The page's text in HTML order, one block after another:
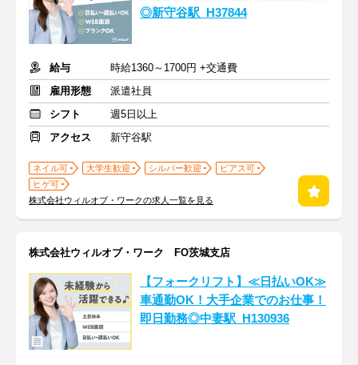
◎新守谷駅_H37844
給与
時給1360～1700円 +交通費
雇用形態
派遣社員
シフト
週5日以上
アクセス
新守谷駅
ネイル可 大学生歓迎 シルバー歓迎
ピアス可
ヒゲ可
株式会社ウィルオブ・ワークの求人一覧を見る
株式会社ウィルオブ・ワーク FO茨城支店
【フォークリフト】≪日払いOK≫
車通勤OK！大手企業でのお仕事！
即日勤務◎中妻駅_H130936